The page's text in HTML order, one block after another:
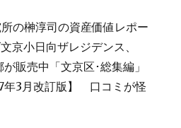
の榊淳司の資産価値レポー
京小日向ザレジデンス、
販売中「文京区･総集編」
年3月改訂版】 口コミが怪